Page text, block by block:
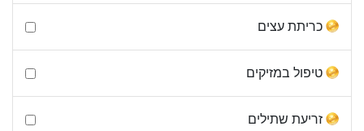
כריתת עצים
טיפול במזיקים
זריעת שתילים